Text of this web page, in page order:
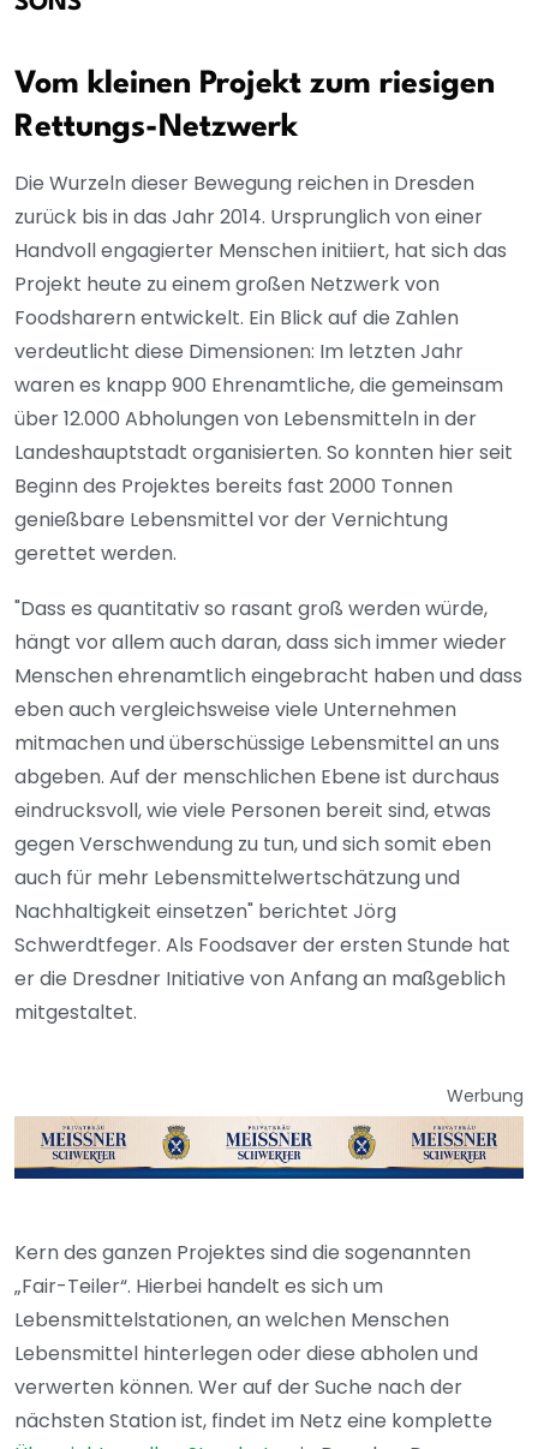
Vom kleinen Projekt zum riesigen
Rettungs-Netzwerk
Die Wurzeln dieser Bewegung reichen in Dresden
zurück bis in das Jahr 2014. Ursprunglich von einer
Handvoll engagierter Menschen initiiert, hat sich das
Projekt heute zu einem großen Netzwerk von
Foodsharern entwickelt. Ein Blick auf die Zahlen
verdeutlicht diese Dimensionen: Im letzten Jahr
waren es knapp 900 Ehrenamtliche, die gemeinsam
über 12.000 Abholungen von Lebensmitteln in der
Landeshauptstadt organisierten. So konnten hier seit
Beginn des Projektes bereits fast 2000 Tonnen
genießbare Lebensmittel vor der Vernichtung
gerettet werden.
"Dass es quantitativ so rasant groß werden würde,
hängt vor allem auch daran, dass sich immer wieder
Menschen ehrenamtlich eingebracht haben und dass
eben auch vergleichsweise viele Unternehmen
mitmachen und überschüssige Lebensmittel an uns
abgeben. Auf der menschlichen Ebene ist durchaus
eindrucksvoll, wie viele Personen bereit sind, etwas
gegen Verschwendung zu tun, und sich somit eben
auch für mehr Lebensmittelwertschätzung und
Nachhaltigkeit einsetzen" berichtet Jörg
Schwerdtfeger. Als Foodsaver der ersten Stunde hat
er die Dresdner Initiative von Anfang an maßgeblich
mitgestaltet.
Werbung
Kern des ganzen Projektes sind die sogenannten
„Fair-Teiler“. Hierbei handelt es sich um
Lebensmittelstationen, an welchen Menschen
Lebensmittel hinterlegen oder diese abholen und
verwerten können. Wer auf der Suche nach der
nächsten Station ist, findet im Netz eine komplette